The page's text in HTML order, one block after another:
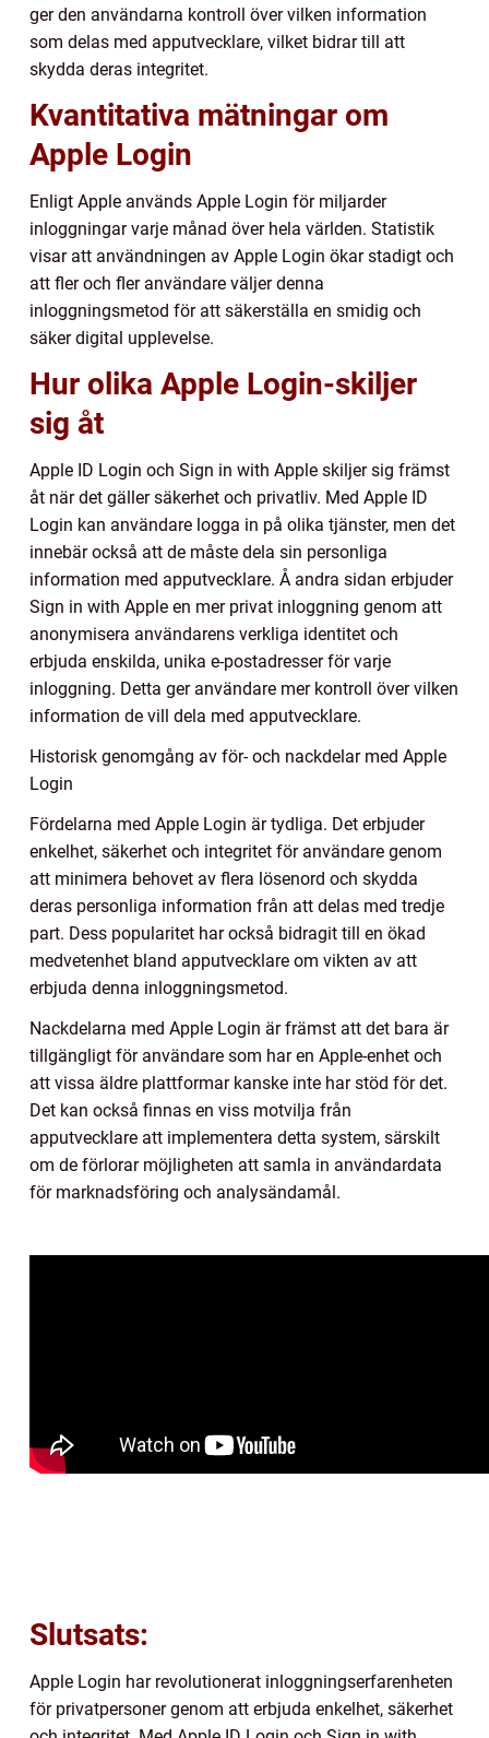
ger den användarna kontroll över vilken information
som delas med apputvecklare, vilket bidrar till att
skydda deras integritet.
Kvantitativa mätningar om
Apple Login
Enligt Apple används Apple Login för miljarder
inloggningar varje månad över hela världen. Statistik
visar att användningen av Apple Login ökar stadigt och
att fler och fler användare väljer denna
inloggningsmetod för att säkerställa en smidig och
säker digital upplevelse.
Hur olika Apple Login-skiljer
sig åt
Apple ID Login och Sign in with Apple skiljer sig främst
åt när det gäller säkerhet och privatliv. Med Apple ID
Login kan användare logga in på olika tjänster, men det
innebär också att de måste dela sin personliga
information med apputvecklare. Å andra sidan erbjuder
Sign in with Apple en mer privat inloggning genom att
anonymisera användarens verkliga identitet och
erbjuda enskilda, unika e-postadresser för varje
inloggning. Detta ger användare mer kontroll över vilken
information de vill dela med apputvecklare.
Historisk genomgång av för- och nackdelar med Apple
Login
Fördelarna med Apple Login är tydliga. Det erbjuder
enkelhet, säkerhet och integritet för användare genom
att minimera behovet av flera lösenord och skydda
deras personliga information från att delas med tredje
part. Dess popularitet har också bidragit till en ökad
medvetenhet bland apputvecklare om vikten av att
erbjuda denna inloggningsmetod.
Nackdelarna med Apple Login är främst att det bara är
tillgängligt för användare som har en Apple-enhet och
att vissa äldre plattformar kanske inte har stöd för det.
Det kan också finnas en viss motvilja från
apputvecklare att implementera detta system, särskilt
om de förlorar möjligheten att samla in användardata
för marknadsföring och analysändamål.
Slutsats:
Apple Login har revolutionerat inloggningserfarenheten
för privatpersoner genom att erbjuda enkelhet, säkerhet